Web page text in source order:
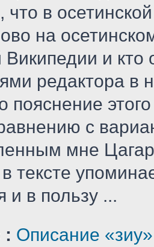
что в
на
Википедии и кто
редактора в
пояснение
с
мне
тексте
и в пользу ...
: Описание